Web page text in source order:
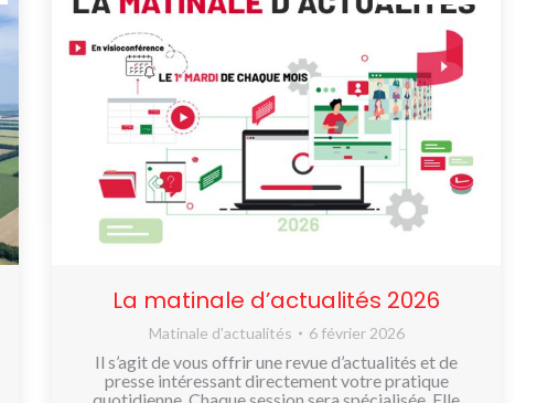
La matinale d’actualités 2026
Matinale d'actualités 6 février 2026
Il s’agit de vous offrir une revue d’actualités et de
presse intéressant directement votre pratique